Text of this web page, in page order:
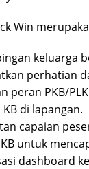
Win
keluarga
perhatian
peran PKB/
di lapangan.
capaian
untuk
dashboard